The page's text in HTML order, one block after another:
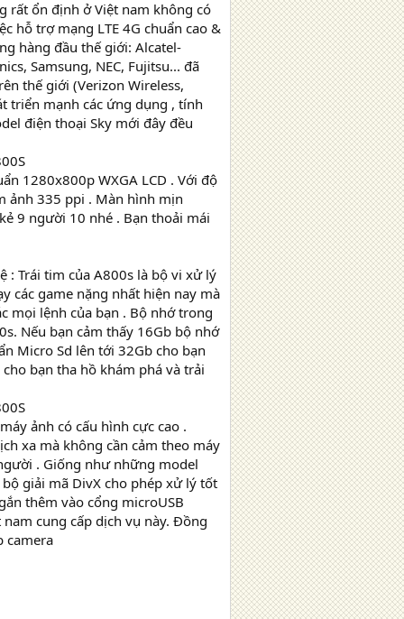
rất ổn định ở Việt nam không có
hỗ trợ mạng LTE 4G chuẩn cao &
hàng đầu thế giới: Alcatel-
Samsung, NEC, Fujitsu... đã
thế giới (Verizon Wireless,
triển mạnh các ứng dụng , tính
điện thoại Sky mới đây đều
1280x800p WXGA LCD . Với độ
ảnh 335 ppi . Màn hình mịn
9 người 10 nhé . Bạn thoải mái
: Trái tim của A800s là bộ vi xử lý
các game nặng nhất hiện nay mà
mọi lệnh của bạn . Bộ nhớ trong
Nếu bạn cảm thấy 16Gb bộ nhớ
Micro Sd lên tới 32Gb cho bạn
bạn tha hồ khám phá và trải
ảnh có cấu hình cực cao .
xa mà không cần cảm theo máy
. Giống như những model
giải mã DivX cho phép xử lý tốt
thêm vào cổng microUSB
cung cấp dịch vụ này. Đồng
camera